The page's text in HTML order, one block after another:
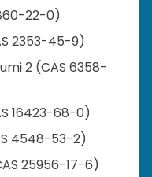
22-0)
2353-45-9)
2 (CAS 6358-
16423-68-0)
4548-53-2)
25956-17-6)